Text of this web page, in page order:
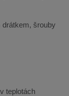
šrouby
teplotách